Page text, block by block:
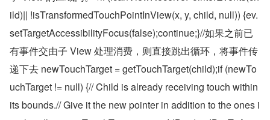
ild)|| !isTransformedTouchPointInView(x, y, child, null)) {ev.
setTargetAccessibilityFocus(false);continue;}//如果之前已
有事件交由子 View 处理消费，则直接跳出循环，将事件传
递下去 newTouchTarget = getTouchTarget(child);if (newTo
uchTarget != null) {// Child is already receiving touch within
its bounds.// Give it the new pointer in addition to the ones i